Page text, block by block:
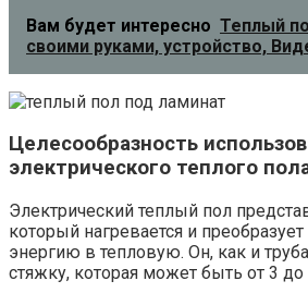
Вам будет интересно Теплый
своими руками, устройство,
Целесообразность
электрического теплого
Электрический теплый пол
который нагревается и
энергию в тепловую. Он, как и
стяжку, которая может быть от 3